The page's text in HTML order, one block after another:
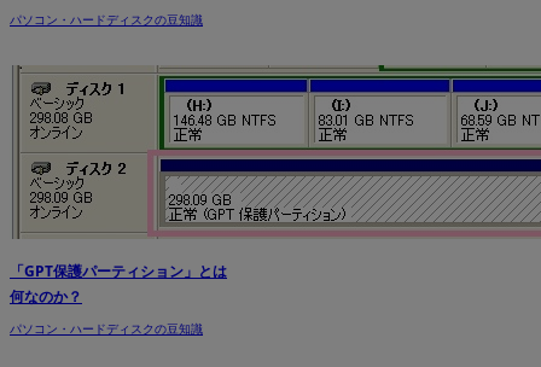
パソコン・ハードディスクの豆知識
「GPT保護パーティション」とは
何なのか？
パソコン・ハードディスクの豆知識